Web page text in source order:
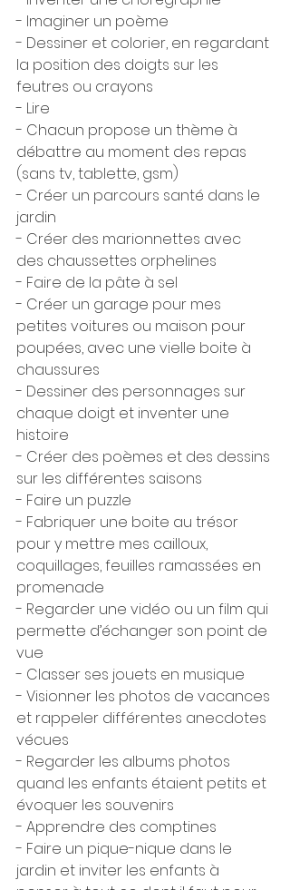
- Imaginer un poème
- Dessiner et colorier, en regardant
la position des doigts sur les
feutres ou crayons
- Lire
- Chacun propose un thème à
débattre au moment des repas
(sans tv, tablette, gsm)
- Créer un parcours santé dans le
jardin
- Créer des marionnettes avec
des chaussettes orphelines
- Faire de la pâte à sel
- Créer un garage pour mes
petites voitures ou maison pour
poupées, avec une vielle boite à
chaussures
- Dessiner des personnages sur
chaque doigt et inventer une
histoire
- Créer des poèmes et des dessins
sur les différentes saisons
- Faire un puzzle
- Fabriquer une boite au trésor
pour y mettre mes cailloux,
coquillages, feuilles ramassées en
promenade
- Regarder une vidéo ou un film qui
permette d’échanger son point de
vue
- Classer ses jouets en musique
- Visionner les photos de vacances
et rappeler différentes anecdotes
vécues
- Regarder les albums photos
quand les enfants étaient petits et
évoquer les souvenirs
- Apprendre des comptines
- Faire un pique-nique dans le
jardin et inviter les enfants à